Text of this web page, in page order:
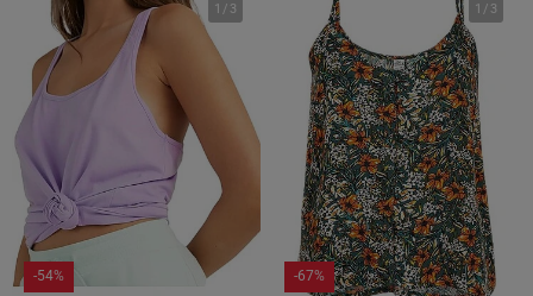
1 / 3
-54%
1 / 3
-67%